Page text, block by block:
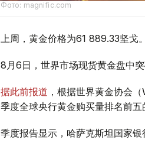
Фото: magnific.com
上周，黄金价格为61 889.33坚戈
8月6日，世界市场现货黄金盘中
据此前报道 ，根据世界黄金协会
季度全球央行黄金购买量排名前五
季度报告显示，哈萨克斯坦国家银